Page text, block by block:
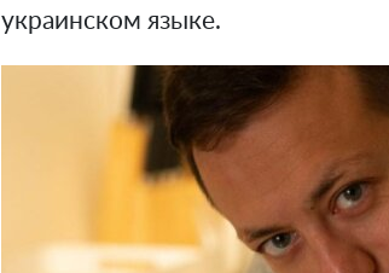
украинском языке.